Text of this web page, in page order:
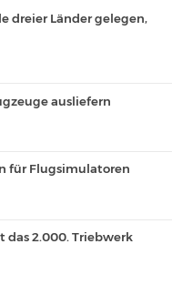
dreier Länder gelegen,
ausliefern
für Flugsimulatoren
das 2.000. Triebwerk